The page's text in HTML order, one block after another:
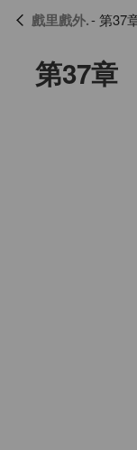
戲里戲外.
第37章
戲里戲外.- 第37